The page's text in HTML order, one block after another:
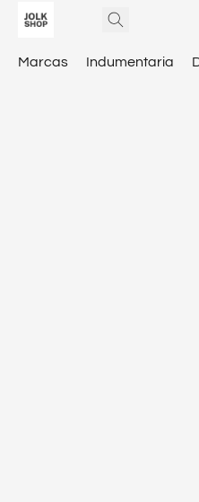
Marcas Indumentaria